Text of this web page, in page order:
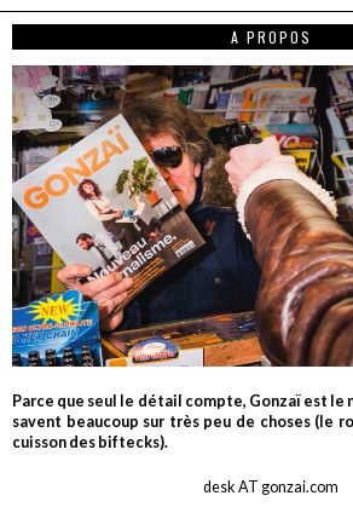
A PROPOS
Parce que seul le détail compte, Gonzaï est le
savent beaucoup sur très peu de choses (le
cuisson des biftecks).
desk AT gonzai.com